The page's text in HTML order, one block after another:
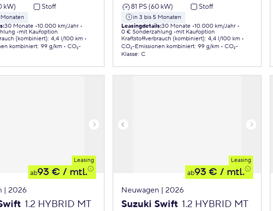
kW)
Stoff
:30 Monate 10.000 km/Jahr
mit Kaufoption
(kombiniert): 4,4 l/100 km
kombiniert: 99 g/km
CO₂-
81 PS (60 kW)
Stoff
in 3 bis 5 Monaten
Leasingdetails:30 Monate 10.000 km/Jahr
0 € Sonderzahlung
mit Kaufoption
Kraftstoffverbrauch (kombiniert): 4,4 l/100 km
CO₂-Emissionen kombiniert: 99 g/km
CO₂-
Klasse: C
Leasing
ab93 € / mtl.
| 2026
1.2 HYBRID MT
Leasing
ab93 € / mtl.
Neuwagen | 2026
Suzuki Swift 1.2 HYBRID MT